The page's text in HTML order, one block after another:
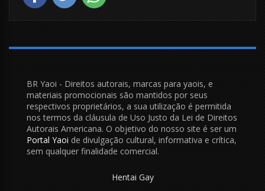
BR Yaoi - Direitos autorais, marcas para yaois, e
materiais promocionais são mantidos por seus
respectivos proprietários, a sua utilização é permitida
nos termos da cláusula de Uso Justo da Lei de Direitos
Autorais Americana. O objetivo do nosso site é ser um
Portal Yaoi de divulgação cultural, informativa e crítica,
sem qualquer finalidade comercial.
Hentai Gay